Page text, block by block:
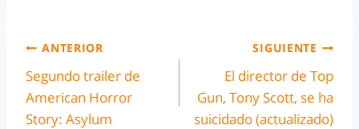
ANTERIOR
Segundo trailer de
American Horror
Story: Asylum
SIGUIENTE
El director de Top
Gun, Tony Scott, se ha
suicidado (actualizado)